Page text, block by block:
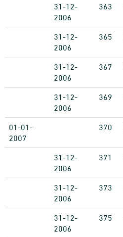
31-12-
2006
363
31-12-
2006
365
31-12-
2006
367
31-12-
2006
369
01-01-
2007
370
31-12-
2006
371
31-12-
2006
373
31-12-
2006
375